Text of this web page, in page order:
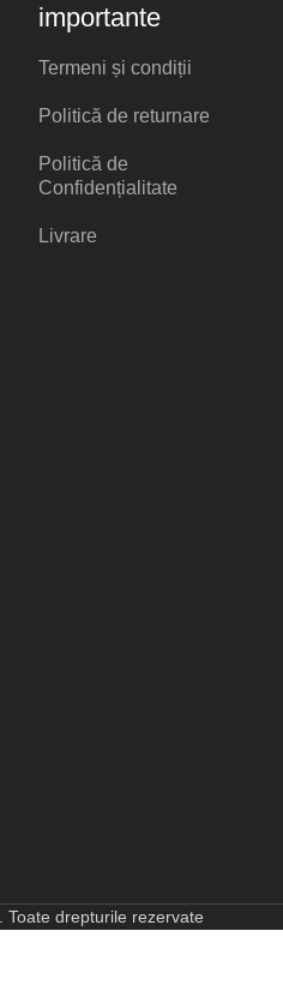
importante
Termeni și condiții
Politică de returnare
Politică de
Confidențialitate
Livrare
. Toate drepturile rezervate